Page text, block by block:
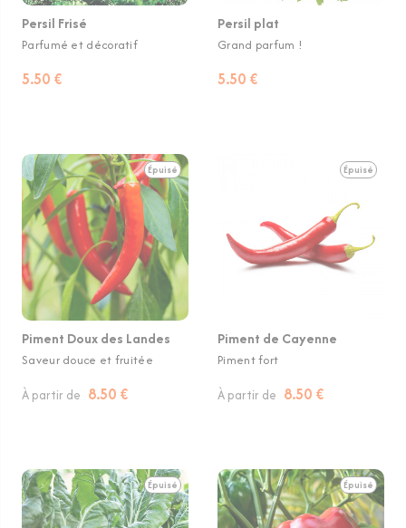
Persil Frisé
Parfumé et décoratif
5.50 €
Persil plat
Grand parfum !
5.50 €
Épuisé
Piment Doux des Landes
Saveur douce et fruitée
À partir de 8.50 €
Épuisé
Piment de Cayenne
Piment fort
À partir de 8.50 €
Épuisé Épuisé